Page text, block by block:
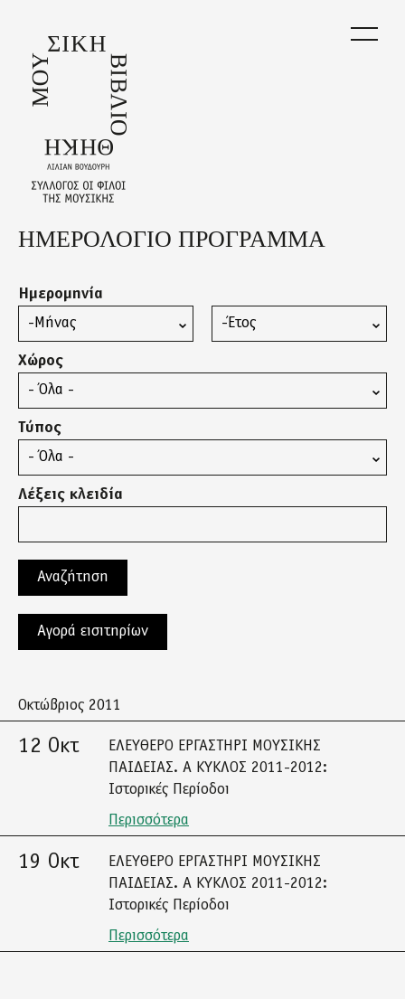
main
content
Back
ΗΜΕΡΟΛΟΓΙΟ ΠΡΟΓΡΑΜΜΑ
Ημερομηνία
Μήνας
Έτος
Χώρος
Τύπος
Λέξεις κλειδία
Αγορά εισιτηρίων
Οκτώβριος 2011
12 Οκτ
ΕΛΕΥΘΕΡΟ ΕΡΓΑΣΤΗΡΙ ΜΟΥΣΙΚΗΣ
ΠΑΙΔΕΙΑΣ. Α ΚΥΚΛΟΣ 2011-2012:
Ιστορικές Περίοδοι
Περισσότερα
19 Οκτ
ΕΛΕΥΘΕΡΟ ΕΡΓΑΣΤΗΡΙ ΜΟΥΣΙΚΗΣ
ΠΑΙΔΕΙΑΣ. Α ΚΥΚΛΟΣ 2011-2012:
Ιστορικές Περίοδοι
Περισσότερα